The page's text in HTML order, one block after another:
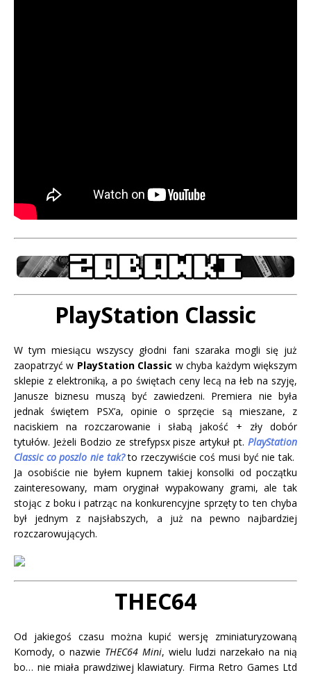
PlayStation Classic
W tym miesiącu wszyscy głodni fani szaraka mogli się już
zaopatrzyć w PlayStation Classic w chyba każdym większym
sklepie z elektroniką, a po świętach ceny lecą na łeb na szyję,
Janusze biznesu muszą być zawiedzeni. Premiera nie była
jednak świętem PSX’a, opinie o sprzęcie są mieszane, z
naciskiem na rozczarowanie i słabą jakość + zły dobór
tytułów. Jeżeli Bodzio ze strefypsx pisze artykuł pt. PlayStation
Classic co poszlo nie tak?to rzeczywiście coś musi być nie tak.
Ja osobiście nie byłem kupnem takiej konsolki od początku
zainteresowany, mam oryginał wypakowany grami, ale tak
stojąc z boku i patrząc na konkurencyjne sprzęty to ten chyba
był jednym z najsłabszych, a już na pewno najbardziej
rozczarowujących.
THEC64
Od jakiegoś czasu można kupić wersję zminiaturyzowaną
Komody, o nazwie THEC64 Mini, wielu ludzi narzekało na nią
bo… nie miała prawdziwej klawiatury. Firma Retro Games Ltd